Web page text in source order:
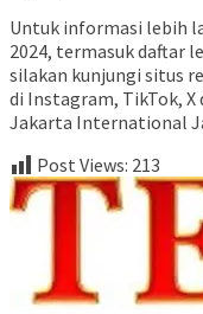
Untuk informasi lebih
2024, termasuk daftar
silakan kunjungi situs
di Instagram, TikTok, X
Jakarta International
Post Views: 213